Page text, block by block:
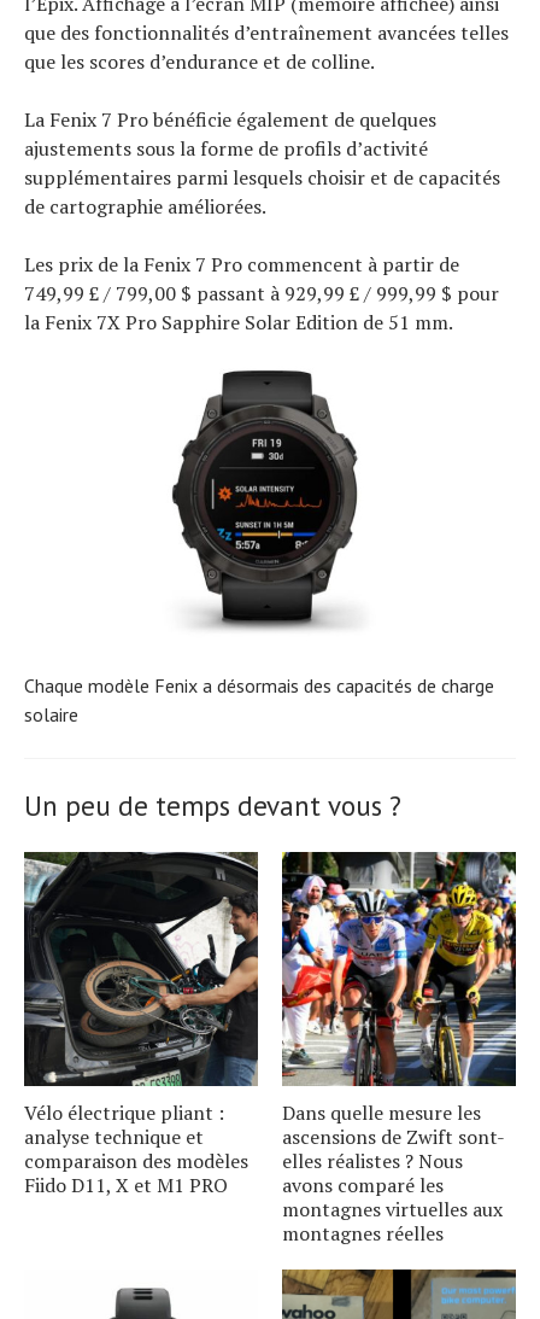
que des fonctionnalités d’entraînement avancées telles
que les scores d’endurance et de colline.
La Fenix ​​7 Pro bénéficie également de quelques
ajustements sous la forme de profils d’activité
supplémentaires parmi lesquels choisir et de capacités
de cartographie améliorées.
Les prix de la Fenix ​​7 Pro commencent à partir de
749,99 £ / 799,00 $ passant à 929,99 £ / 999,99 $ pour
la Fenix ​​7X Pro Sapphire Solar Edition de 51 mm.
Chaque modèle Fenix ​​​​a désormais des capacités de charge
solaire
Un peu de temps devant vous ?
Vélo électrique pliant :
analyse technique et
comparaison des modèles
Fiido D11, X et M1 PRO
Dans quelle mesure les
ascensions de Zwift sont-
elles réalistes ? Nous
avons comparé les
montagnes virtuelles aux
montagnes réelles